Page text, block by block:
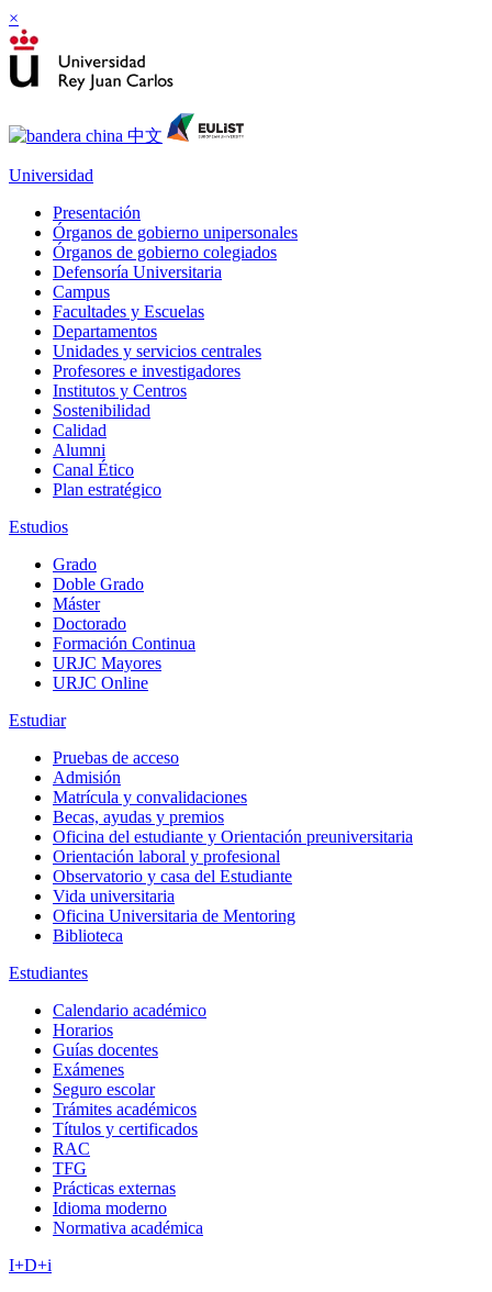
×
Universidad
Presentación
Órganos de gobierno unipersonales
Órganos de gobierno colegiados
Defensoría Universitaria
Campus
Facultades y Escuelas
Departamentos
Unidades y servicios centrales
Profesores e investigadores
Institutos y Centros
Sostenibilidad
Calidad
Alumni
Canal Ético
Plan estratégico
Estudios
Grado
Doble Grado
Máster
Doctorado
Formación Continua
URJC Mayores
URJC Online
Estudiar
Pruebas de acceso
Admisión
Matrícula y convalidaciones
Becas, ayudas y premios
Oficina del estudiante y Orientación preuniversitaria
Orientación laboral y profesional
Observatorio y casa del Estudiante
Vida universitaria
Oficina Universitaria de Mentoring
Biblioteca
Estudiantes
Calendario académico
Horarios
Guías docentes
Exámenes
Seguro escolar
Trámites académicos
Títulos y certificados
RAC
TFG
Prácticas externas
Idioma moderno
Normativa académica
I+D+i